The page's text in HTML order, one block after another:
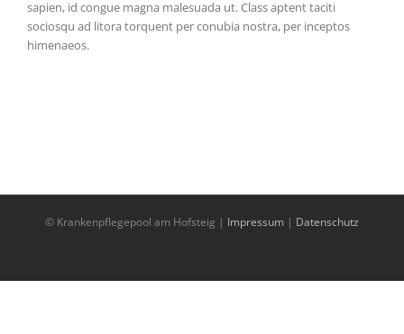
sapien, id congue magna malesuada ut. Class aptent taciti
sociosqu ad litora torquent per conubia nostra, per inceptos
himenaeos.
© Krankenpflegepool am Hofsteig | Impressum | Datenschutz